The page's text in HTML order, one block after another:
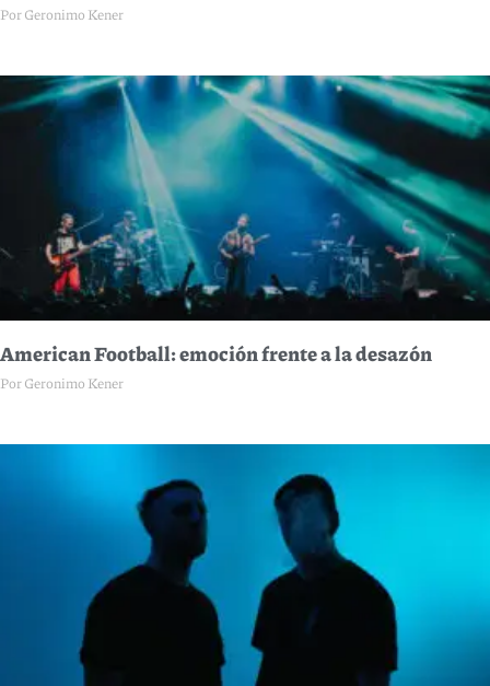
Por Geronimo Kener
American Football: emoción frente a la desazón
Por Geronimo Kener